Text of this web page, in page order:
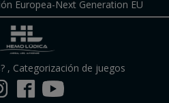
Europea-Next Generation EU
, Categorización de juegos